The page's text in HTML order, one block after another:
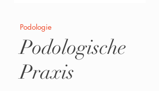
Podologie
Podologische
Praxis